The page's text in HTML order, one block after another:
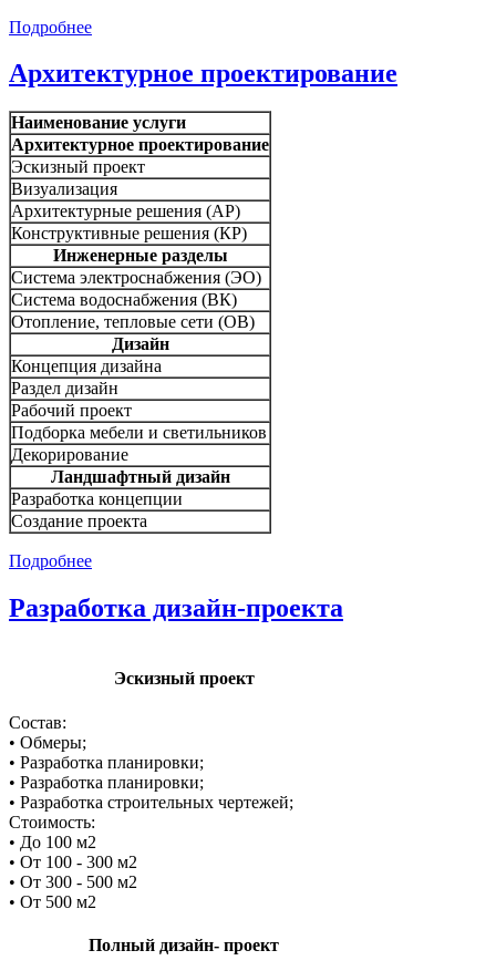
Подробнее
Архитектурное проектирование
Наименование услуги
Архитектурное проектирование
Эскизный проект
Визуализация
Архитектурные решения (АР)
Конструктивные решения (КР)
Инженерные разделы
Система электроснабжения (ЭО)
Система водоснабжения (ВК)
Отопление, тепловые сети (ОВ)
Дизайн
Концепция дизайна
Раздел дизайн
Рабочий проект
Подборка мебели и светильников
Декорирование
Ландшафтный дизайн
Разработка концепции
Создание проекта
Подробнее
Разработка дизайн-проекта
Эскизный проект
Состав:
• Обмеры;
• Разработка планировки;
• Разработка планировки;
• Разработка строительных чертежей;
Стоимость:
• До 100 м2
• От 100 - 300 м2
• От 300 - 500 м2
• От 500 м2
Полный дизайн- проект